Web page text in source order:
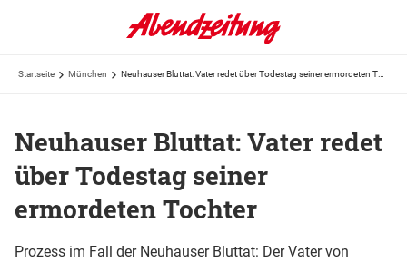
Startseite München
Neuhauser Bluttat: Vater redet
über Todestag seiner
ermordeten Tochter
Prozess im Fall der Neuhauser Bluttat: Der Vater von